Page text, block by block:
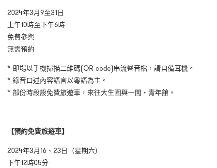
2024年3月9至31日
上午10時至下午6時
免費參與
無需預約
* 即場以手機掃描二維碼(QR code)串流聲音檔，請自備耳機。
* 錄音口述內容語言以粵語為主。
* 部份時段設免費旅遊車，來往大生圍與一間・青年館。
【預約免費旅遊車】
2024年3月16、23日（星期六）
下午12時05分